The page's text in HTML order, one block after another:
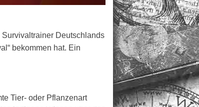
Deutschlands
bekommen hat. Ein
Tier- oder Pflanzenart